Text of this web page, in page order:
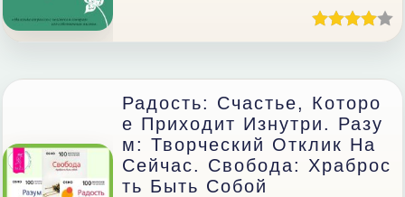
Радость: Счастье, Которо
Е Приходит Изнутри. Разу
М: Творческий Отклик На
Сейчас. Свобода: Храброс
Ть Быть Собой